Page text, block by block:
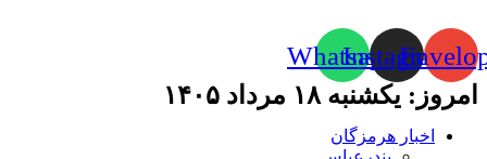
Instagram
Whatsapp
امروز: یکشنبه ۱۸ مرداد ۱۴۰۵
اخبار هرمزگان